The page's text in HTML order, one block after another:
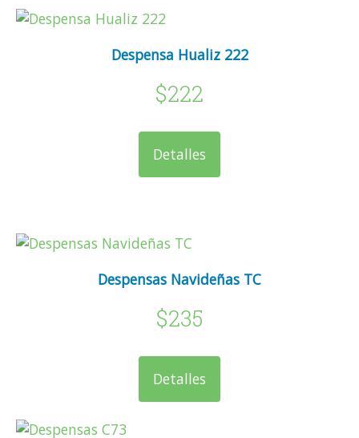
Despensa Hualiz 222
$222
Detalles
Despensas Navideñas TC
$235
Detalles